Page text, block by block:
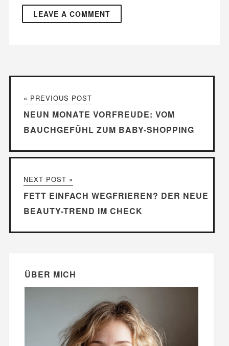
« PREVIOUS POST
NEUN MONATE VORFREUDE: VOM
BAUCHGEFÜHL ZUM BABY-SHOPPING
NEXT POST »
FETT EINFACH WEGFRIEREN? DER NEUE
BEAUTY-TREND IM CHECK
ÜBER MICH